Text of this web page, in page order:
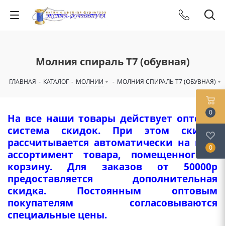
Молния спираль Т7 (обувная)
ГЛАВНАЯ - КАТАЛОГ - МОЛНИИ - МОЛНИЯ СПИРАЛЬ Т7 (ОБУВНАЯ)
На все наши товары действует оптовая
система скидок. При этом скидка
рассчитывается автоматически на весь
ассортимент товара, помещенного в
корзину. Для заказов от 50000р
предоставляется дополнительная
скидка. Постоянным оптовым
покупателям согласовываются
специальные цены.
0
0